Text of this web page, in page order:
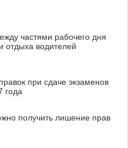
частями рабочего дня
отдыха водителей
при сдаче экзаменов
года
получить лишение прав